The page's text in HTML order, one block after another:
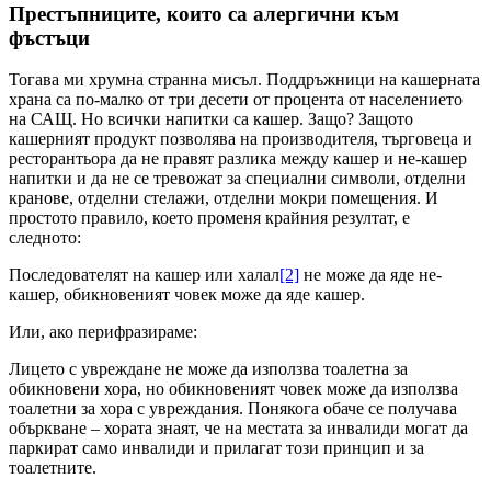
Престъпниците, които са алергични към
фъстъци
Тогава ми хрумна странна мисъл. Поддръжници на кашерната
храна са по-малко от три десети от процента от населението
на САЩ. Но всички напитки са кашер. Защо? Защото
кашерният продукт позволява на производителя, търговеца и
ресторантьора да не правят разлика между кашер и не-кашер
напитки и да не се тревожат за специални символи, отделни
кранове, отделни стелажи, отделни мокри помещения. И
простото правило, което променя крайния резултат, е
следното:
Последователят на кашер или халал[2] не може да яде не-
кашер, обикновеният човек може да яде кашер.
Или, ако перифразираме:
Лицето с увреждане не може да използва тоалетна за
обикновени хора, но обикновеният човек може да използва
тоалетни за хора с увреждания. Понякога обаче се получава
объркване – хората знаят, че на местата за инвалиди могат да
паркират само инвалиди и прилагат този принцип и за
тоалетните.